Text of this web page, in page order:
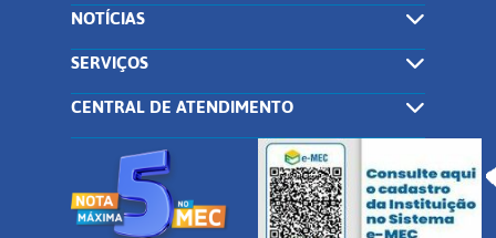
NOTÍCIAS
SERVIÇOS
CENTRAL DE ATENDIMENTO